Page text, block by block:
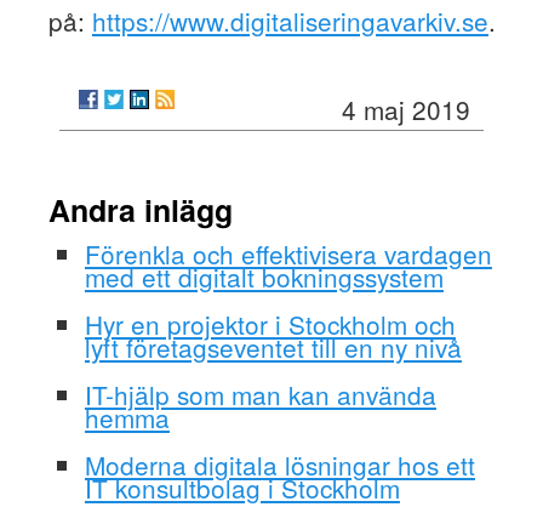
på: https://www.digitaliseringavarkiv.se.
4 maj 2019
Andra inlägg
Förenkla och effektivisera vardagen
med ett digitalt bokningssystem
Hyr en projektor i Stockholm och
lyft företagseventet till en ny nivå
IT-hjälp som man kan använda
hemma
Moderna digitala lösningar hos ett
IT konsultbolag i Stockholm